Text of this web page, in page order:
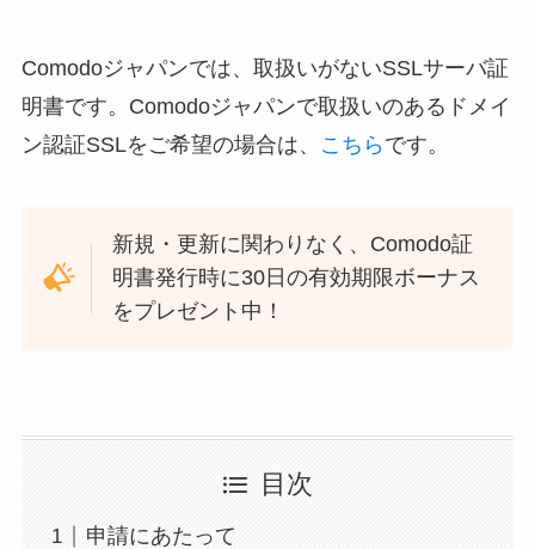
Comodoジャパンでは、取扱いがないSSLサーバ証
明書です。Comodoジャパンで取扱いのあるドメイ
ン認証SSLをご希望の場合は、
こちら です。
新規・更新に関わりなく、Comodo証
明書発行時に30日の有効期限ボーナス
をプレゼント中！
目次
申請にあたって